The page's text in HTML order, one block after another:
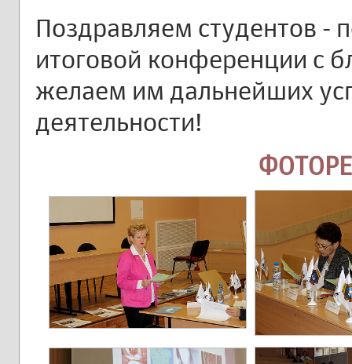
Поздравляем студентов -
итоговой конференции с
желаем им дальнейших
деятельности!